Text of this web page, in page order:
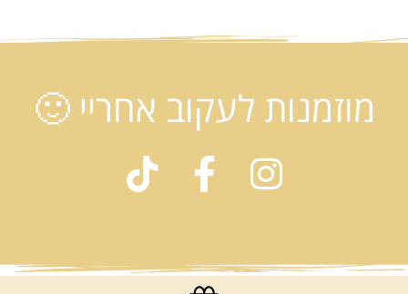
מוזמנות לעקוב אחריי 🙂